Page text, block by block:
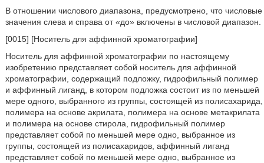
В отношении числового диапазона, предусмотрено, что числовые
значения слева и справа от «до» включены в числовой диапазон.
[0015] [Носитель для аффинной хроматографии]
Носитель для аффинной хроматографии по настоящему
изобретению представляет собой носитель для аффинной
хроматографии, содержащий подложку, гидрофильный полимер
и аффинный лиганд, в котором подложка состоит из по меньшей
мере одного, выбранного из группы, состоящей из полисахарида,
полимера на основе акрилата, полимера на основе метакрилата
и полимера на основе стирола, гидрофильный полимер
представляет собой по меньшей мере одно, выбранное из
группы, состоящей из полисахаридов, аффинный лиганд
представляет собой по меньшей мере одно, выбранное из